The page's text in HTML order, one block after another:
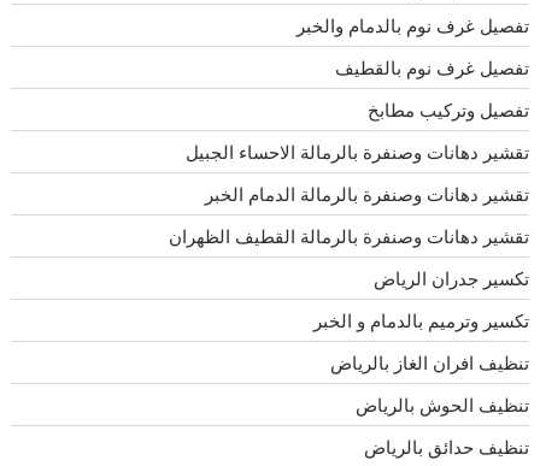
تفصيل غرف نوم بالدمام والخبر
تفصيل غرف نوم بالقطيف
تفصيل وتركيب مطابخ
تقشير دهانات وصنفرة بالرمالة الاحساء الجبيل
تقشير دهانات وصنفرة بالرمالة الدمام الخبر
تقشير دهانات وصنفرة بالرمالة القطيف الظهران
تكسير جدران الرياض
تكسير وترميم بالدمام و الخبر
تنظيف افران الغاز بالرياض
تنظيف الحوش بالرياض
تنظيف حدائق بالرياض